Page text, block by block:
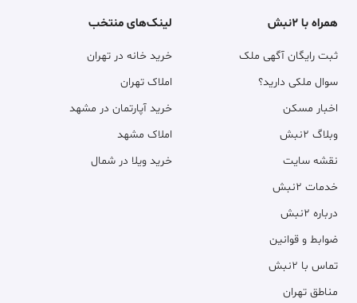
همراه با ۲نبش
ثبت رایگان آگهی ملک
سوال ملکی دارید؟
اخبار مسکن
وبلاگ ۲نبش
نقشه سایت
خدمات ۲نبش
درباره ۲نبش
ضوابط و قوانین
تماس با ۲نبش
مناطق تهران
لینک‌های منتخب
خرید خانه در تهران
املاک تهران
خرید آپارتمان در مشهد
املاک مشهد
خرید ویلا در شمال